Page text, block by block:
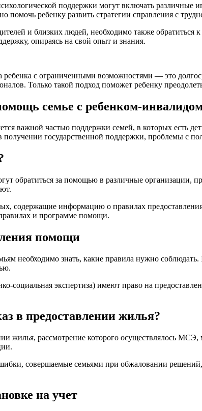
поддержки могут включать различные
помочь ребенку развить стратегии справления с
и близких людей, необходимо также обратиться
опираясь на свой опыт и знания.
с ограниченными возможностями — это
Только такой подход поможет ребенку
семье с ребенком-
важной частью поддержки семей, в которых есть
получении государственной поддержки, проблемы с
обратиться за помощью в различные организации,
содержащие информацию о правилах
и программе помощи.
помощи
необходимо знать, какие правила нужно
социальная экспертиза) имеют право на
в предоставлении жилья?
жилья, рассмотрение которого осуществлялось
совершаемые семьями при обжаловании
на учет